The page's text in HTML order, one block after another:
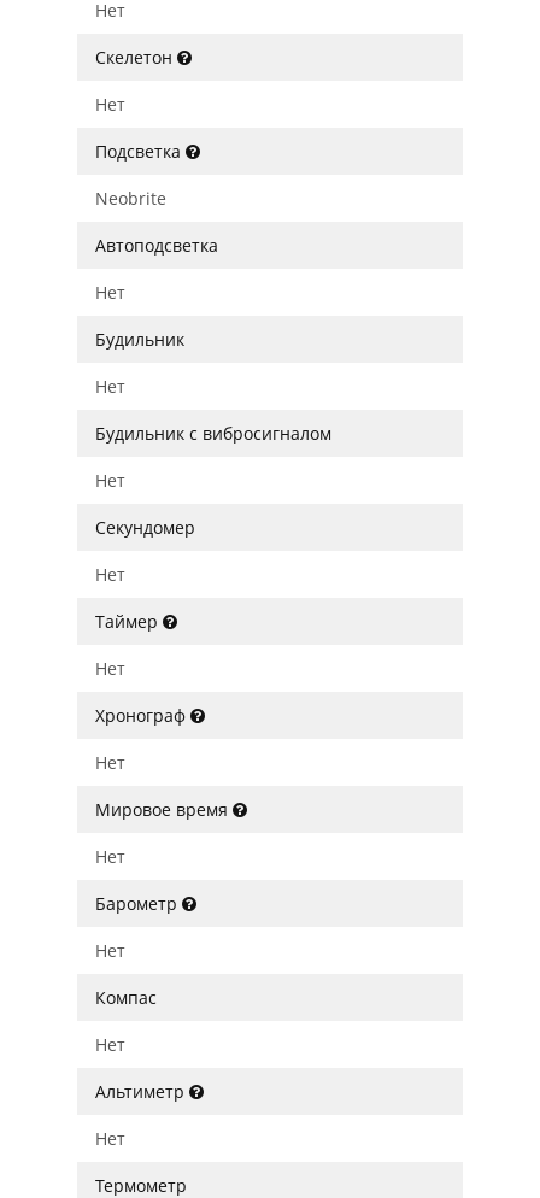
Нет
Скелетон
Нет
Подсветка
Neobrite
Автоподсветка
Нет
Будильник
Нет
Будильник с вибросигналом
Нет
Секундомер
Нет
Таймер
Нет
Хронограф
Нет
Мировое время
Нет
Барометр
Нет
Компас
Нет
Альтиметр
Нет
Термометр